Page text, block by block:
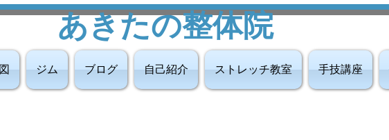
あきたの整体院
ジム ブログ 自己紹介 ストレッチ教室 手技講座